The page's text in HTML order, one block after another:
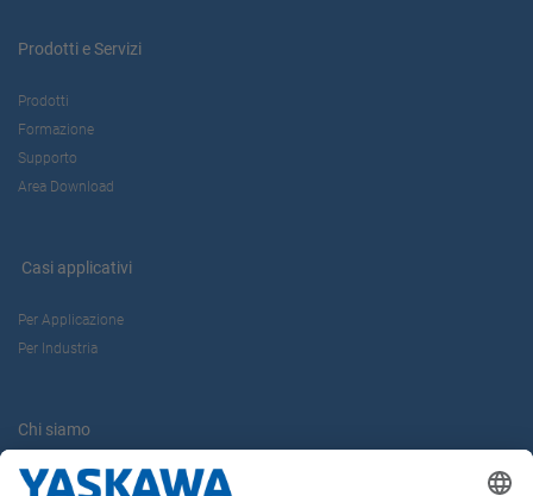
Prodotti e Servizi
Prodotti
Formazione
Supporto
Area Download
Casi applicativi
Per Applicazione
Per Industria
Chi siamo
Yaskawa Europe Gmbh